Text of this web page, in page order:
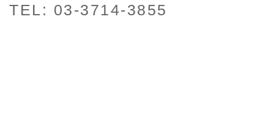
TEL: 03-3714-3855